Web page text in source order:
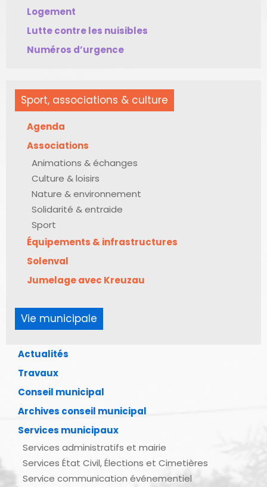
Logement
Lutte contre les nuisibles
Numéros d’urgence
Sport, associations & culture
Agenda
Associations
Animations & échanges
Culture & loisirs
Nature & environnement
Solidarité & entraide
Sport
Équipements & infrastructures
Solenval
Jumelage avec Kreuzau
Vie municipale
Actualités
Travaux
Conseil municipal
Archives conseil municipal
Services municipaux
Services administratifs et mairie
Services État Civil, Élections et Cimetières
Service communication événementiel